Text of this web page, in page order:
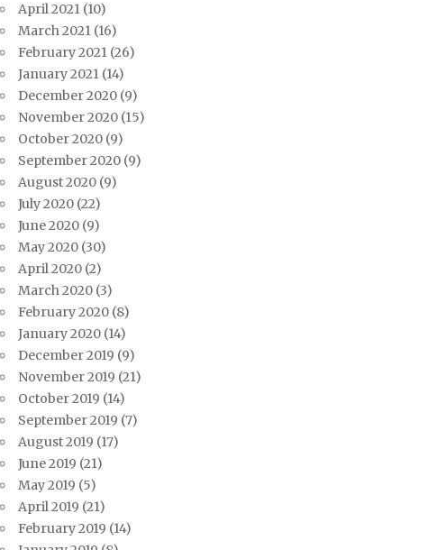
April 2021(10)
March 2021(16)
February 2021(26)
January 2021(14)
December 2020(9)
November 2020(15)
October 2020(9)
September 2020(9)
August 2020(9)
July 2020(22)
June 2020(9)
May 2020(30)
April 2020(2)
March 2020(3)
February 2020(8)
January 2020(14)
December 2019 (9)
November 2019 (21)
October 2019 (14)
September 2019 (7)
August 2019 (17)
June 2019 (21)
May 2019 (5)
April 2019 (21)
February 2019 (14)